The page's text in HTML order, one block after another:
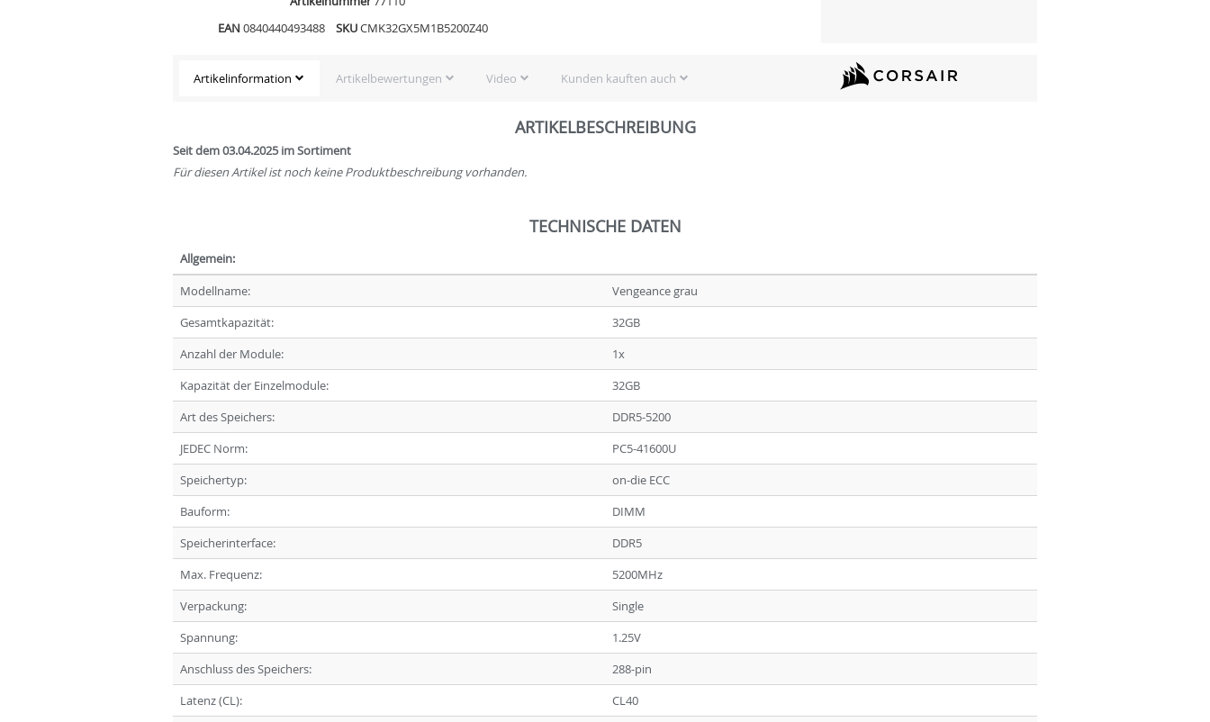
EAN 0840440493488 SKUCMK32GX5M1B5200Z40
Artikelinformation Artikelbewertungen Video Kunden kauften auch
ARTIKELBESCHREIBUNG
Seit dem 03.04.2025 im Sortiment
Für diesen Artikel ist noch keine Produktbeschreibung vorhanden.
TECHNISCHE DATEN
Allgemein:
Modellname:
Vengeance grau
Gesamtkapazität:
32GB
Anzahl der Module:
1x
Kapazität der Einzelmodule:
32GB
Art des Speichers:
DDR5-5200
JEDEC Norm:
PC5-41600U
Speichertyp:
on-die ECC
Bauform:
DIMM
Speicherinterface:
DDR5
Max. Frequenz:
5200MHz
Verpackung:
Single
Spannung:
1.25V
Anschluss des Speichers:
288-pin
Latenz (CL):
CL40